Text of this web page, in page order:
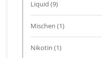
Liquid (9)
Mischen (1)
Nikotin (1)